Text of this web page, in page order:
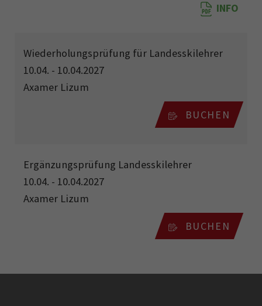
INFO
Wiederholungsprüfung für Landesskilehrer
10.04. - 10.04.2027
Axamer Lizum
BUCHEN
Ergänzungsprüfung Landesskilehrer
10.04. - 10.04.2027
Axamer Lizum
BUCHEN